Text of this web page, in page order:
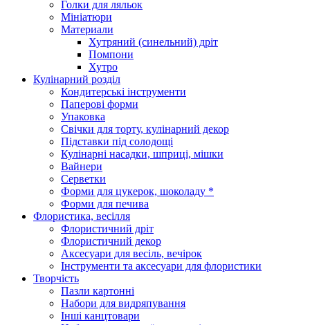
Голки для ляльок
Мініатюри
Материали
Хутряний (синельний) дріт
Помпони
Хутро
Кулінарний розділ
Кондитерські інструменти
Паперові форми
Упаковка
Свічки для торту, кулінарний декор
Підставки під солодощі
Кулінарні насадки, шприці, мішки
Вайнери
Серветки
Форми для цукерок, шоколаду *
Форми для печива
Флористика, весілля
Флористичний дріт
Флористичний декор
Аксесуари для весіль, вечірок
Інструменти та аксесуари для флористики
Творчість
Пазли картонні
Набори для видряпування
Інші канцтовари